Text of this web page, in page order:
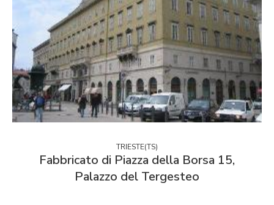
TRIESTE(TS)
Fabbricato di Piazza della Borsa 15,
Palazzo del Tergesteo